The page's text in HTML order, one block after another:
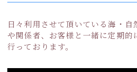
日々利用させて頂いている海・自
や関係者、お客様と一緒に定期的
行っております。